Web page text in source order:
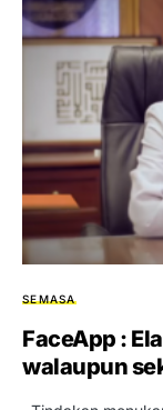
SEMASA
FaceApp :
walaupun